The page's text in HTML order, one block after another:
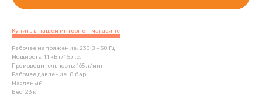
Купить в нашем интернет-магазине
Рабочее напряжение: 230 В - 50 Гц
Мощность: 1,1 кВт/1,5 л.с.
Производительность: 165 л/мин
Рабочее давление: 8 бар
Масляный
Вес: 23 кг